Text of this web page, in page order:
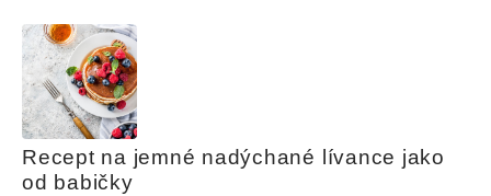
Recept na jemné nadýchané lívance jako
od babičky